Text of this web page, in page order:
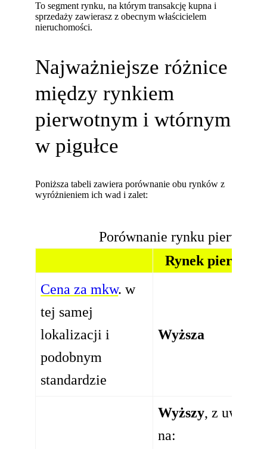
To segment rynku, na którym transakcję kupna i
sprzedaży zawierasz z obecnym właścicielem
nieruchomości.
Najważniejsze różnice
między rynkiem
pierwotnym i wtórnym
w pigułce
Poniższa tabeli zawiera porównanie obu rynków z
wyróżnieniem ich wad i zalet:
Porównanie rynku
Rynek
Cena za mkw. w
tej samej
lokalizacji i
podobnym
standardzie
Wyższa
Wyższy, z uwagi
na: